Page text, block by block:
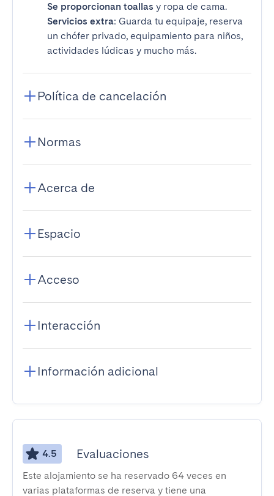
Se proporcionan toallas y ropa de cama.
Servicios extra: Guarda tu equipaje, reserva
un chófer privado, equipamiento para niños,
actividades lúdicas y mucho más.
Política de cancelación
Normas
Acerca de
Espacio
Acceso
Interacción
Información adicional
4.5 Evaluaciones
Este alojamiento se ha reservado 64 veces en
varias plataformas de reserva y tiene una